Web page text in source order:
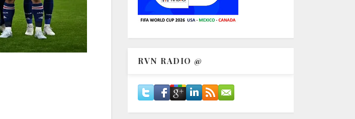
RVN RADIO @